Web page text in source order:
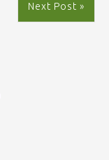
Next Post »